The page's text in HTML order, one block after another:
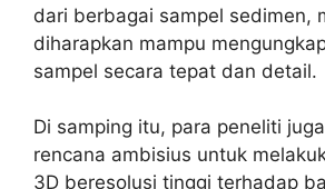
dari berbagai sampel sedimen,
diharapkan mampu
sampel secara tepat dan detail.
Di samping itu, para peneliti
rencana ambisius untuk
3D beresolusi tinggi terhadap